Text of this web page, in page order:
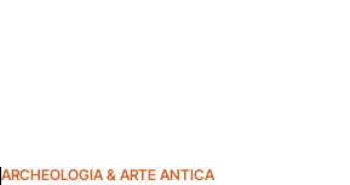
ARCHEOLOGIA & ARTE ANTICA